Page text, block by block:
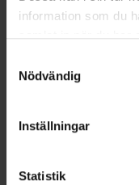
information som du
samlat in när du har
Nödvändig
Inställningar
Statistik